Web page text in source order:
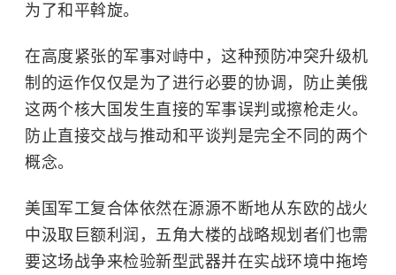
为了和平斡旋。
在高度紧张的军事对峙中，这种预防冲突升级机
制的运作仅仅是为了进行必要的协调，防止美俄
这两个核大国发生直接的军事误判或擦枪走火。
防止直接交战与推动和平谈判是完全不同的两个
概念。
美国军工复合体依然在源源不断地从东欧的战火
中汲取巨额利润， 五角大楼的战略规划者们也需
要这场战争来检验新型武器并在实战环境中拖垮